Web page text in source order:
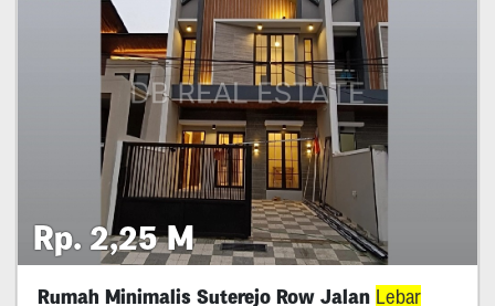
Rp. 2,25 M
Rumah Minimalis Suterejo Row Jalan Lebar